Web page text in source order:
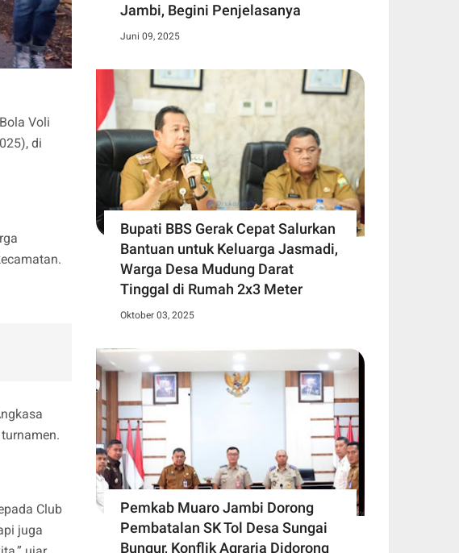
Voli
di
Club
juga
Jambi, Begini Penjelasanya
Juni 09, 2025
Bupati BBS Gerak Cepat Salurkan
Bantuan untuk Keluarga Jasmadi,
Warga Desa Mudung Darat
Tinggal di Rumah 2x3 Meter
Oktober 03, 2025
Pemkab Muaro Jambi Dorong
Pembatalan SK Tol Desa Sungai
Bungur, Konflik Agraria Didorong